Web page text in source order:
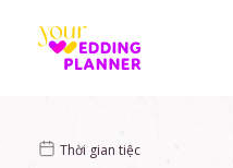
Thời gian tiệc